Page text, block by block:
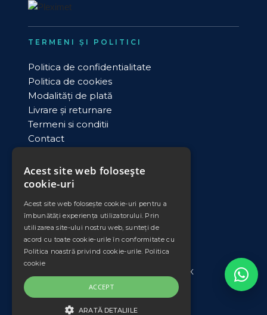
TERMENI ȘI POLITICI
Politica de confidentialitate
Politica de cookies
Modalități de plată
Livrare și returnare
Termeni si conditii
Contact
DATE COMERCIALE
PLEXIMET SRL
Cod unic de inregistrare: RO11008735
Nr. Ord. Reg. Com./an: J33/553/1998
Sucursala: Falticeni
IBAN: RO42 BTRL 0340 1202 3804 56XX
*Prețurile afișate nu includ TVA.
Acest site web folosește
cookie-uri
Acest site web folosește cookie-uri pentru a
îmbunătăți experiența utilizatorului. Prin
utilizarea site-ului nostru web, sunteți de
acord cu toate cookie-urile în conformitate cu
Politica noastră privind cookie-urile. Politica
cookie
ACCEPT
ARATĂ DETALIILE